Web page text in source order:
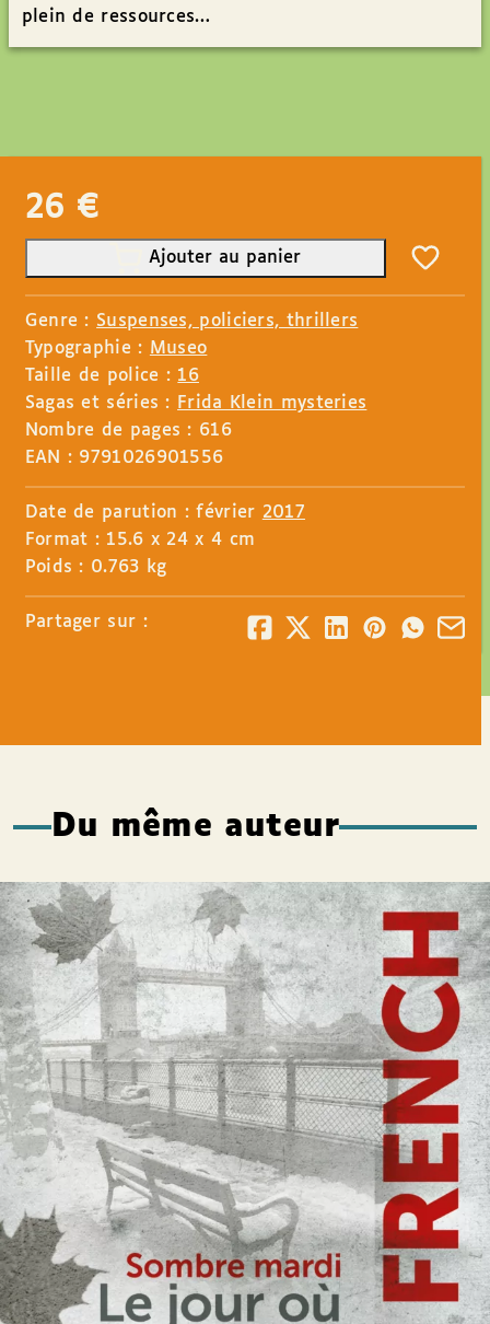
plein de ressources…
26 €
Ajouter au panier
Genre : Suspenses, policiers, thrillers
Typographie : Museo
Taille de police : 16
Sagas et séries : Frida Klein mysteries
Nombre de pages : 616
EAN : 9791026901556
Date de parution : février 2017
Format : 15.6 x 24 x 4 cm
Poids : 0.763 kg
Partager sur :
Du même auteur
Sombre mardi
Nicci French